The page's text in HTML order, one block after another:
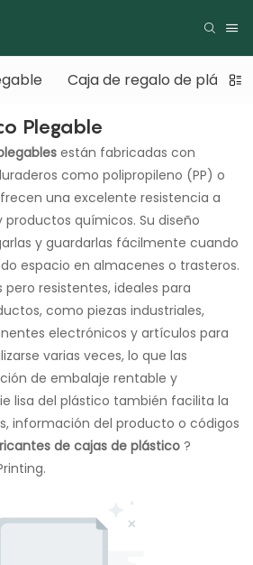
Caja de regalo de plástico
Plegable
están fabricadas con
como polipropileno (PP) o
una excelente resistencia a
químicos. Su diseño
y guardarlas fácilmente cuando
espacio en almacenes o trasteros.
pero resistentes, ideales para
como piezas industriales,
electrónicos y artículos para
varias veces, lo que las
de embalaje rentable y
lisa del plástico también facilita la
información del producto o códigos
de cajas de plástico ?